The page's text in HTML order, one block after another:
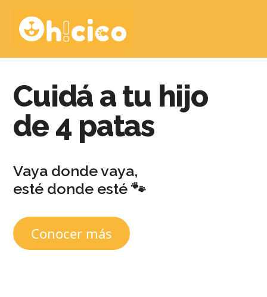
Cuidá a tu hijo
de 4 patas
Vaya donde vaya,
esté donde esté 🐾
Conocer más